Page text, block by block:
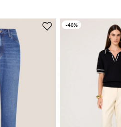
-40%